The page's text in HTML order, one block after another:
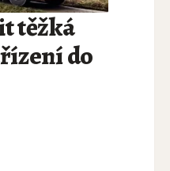
těžká
do